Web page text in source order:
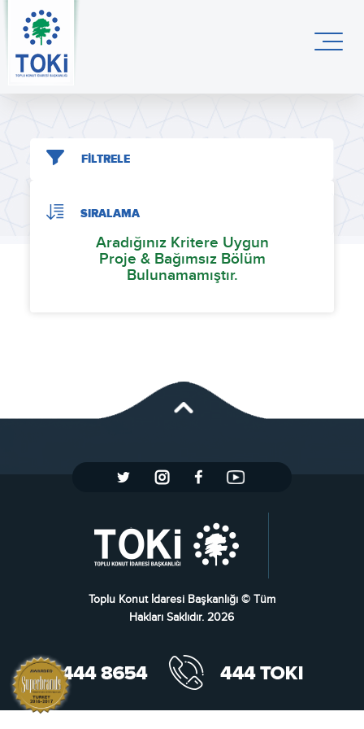
FİLTRELE
SIRALAMA
Aradığınız Kritere Uygun
Proje & Bağımsız Bölüm
Bulunamamıştır.
Toplu Konut İdaresi Başkanlığı © Tüm
Hakları Saklıdır. 2026